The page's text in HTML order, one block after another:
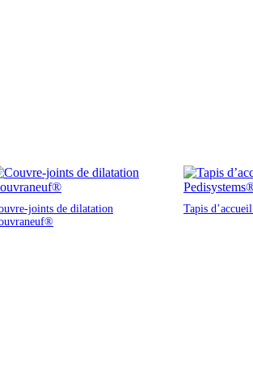
joints de dilatation
Tapis